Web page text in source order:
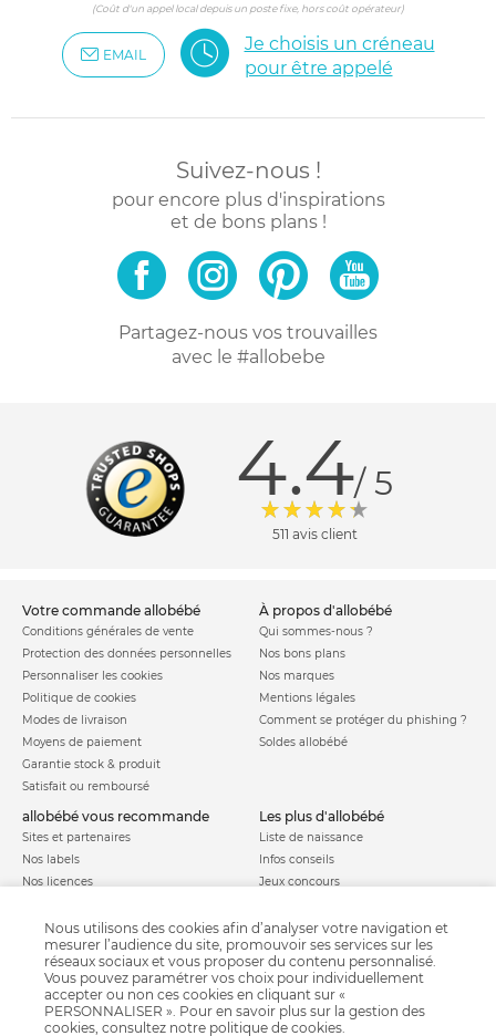
(Coût d'un appel local depuis un poste fixe, hors coût opérateur)
EMAIL
Je choisis un créneau
pour être appelé
Suivez-nous !
pour encore plus d'inspirations
et de bons plans !
Partagez-nous vos trouvailles
avec le #allobebe
4.4/ 5
511 avis client
votre commande allobébé
Conditions générales de vente
Protection des données personnelles
Personnaliser les cookies
Politique de cookies
Modes de livraison
Moyens de paiement
Garantie stock & produit
Satisfait ou remboursé
à propos d'allobébé
Qui sommes-nous ?
Nos bons plans
Nos marques
Mentions légales
Comment se protéger du phishing ?
Soldes allobébé
allobébé vous recommande
Sites et partenaires
Nos labels
Nos licences
les plus d'allobébé
Liste de naissance
Infos conseils
Jeux concours
Parrainage
Paiement sécurisé
Charte qualité
Nous utilisons des cookies afin d’analyser votre navigation et
mesurer l’audience du site, promouvoir ses services sur les
réseaux sociaux et vous proposer du contenu personnalisé.
Vous pouvez paramétrer vos choix pour individuellement
accepter ou non ces cookies en cliquant sur «
PERSONNALISER ». Pour en savoir plus sur la gestion des
cookies, consultez notre politique de cookies.